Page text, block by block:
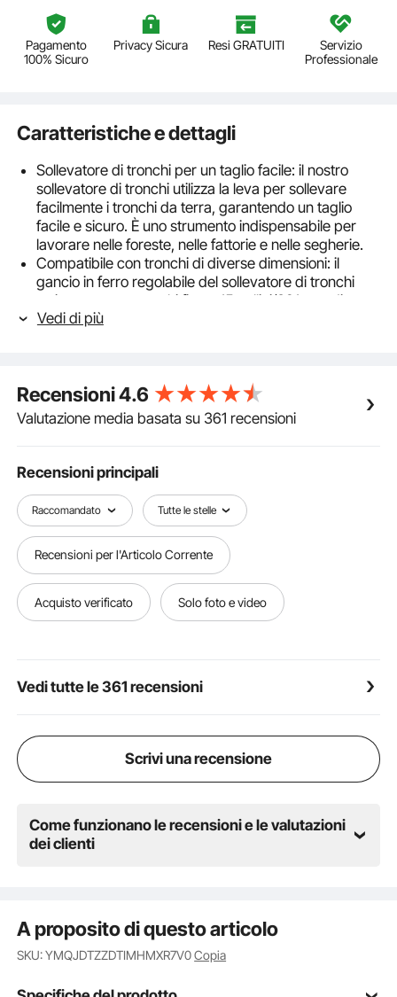
Pagamento
100% Sicuro
Privacy Sicura Resi GRATUITI
Servizio
Professionale
Caratteristiche e dettagli
Sollevatore di tronchi per un taglio facile: il nostro
sollevatore di tronchi utilizza la leva per sollevare
facilmente i tronchi da terra, garantendo un taglio
facile e sicuro. È uno strumento indispensabile per
lavorare nelle foreste, nelle fattorie e nelle segherie.
Compatibile con tronchi di diverse dimensioni: il
gancio in ferro regolabile del sollevatore di tronchi
può contenere tronchi fino a 15 pollici/381 mm di
diametro, consentendo di sollevare facilmente tronchi
boscaiolo offre una presa comoda e sicura durante il
sollevamento e il tiro dei tronchi, riducendo lo sforzo
per impieghi gravosi con saldature solide, questo
taglialegna è progettato per durare. La superficie
verniciata a polvere arancione protegge dalla
ruggine e dalla corrosione, prolungandone la durata.
Facile da montare e utilizzare: il Timberjack può
essere facilmente assemblato con dadi e bulloni e
non richiede utensili elettrici aggiuntivi. Ciò significa
che può essere facilmente configurato da una
persona.
Vedi di più
Recensioni4.6
Valutazione media basata su 361 recensioni
Recensioni principali
Raccomandato Tutte le stelle
Recensioni per l'Articolo Corrente
Acquisto verificato Solo foto e video
Vedi tutte le 361 recensioni
Scrivi una recensione
Come funzionano le recensioni e le valutazioni
dei clienti
A proposito di questo articolo
SKU: YMQJDTZZDTIMHMXR7V0Copia